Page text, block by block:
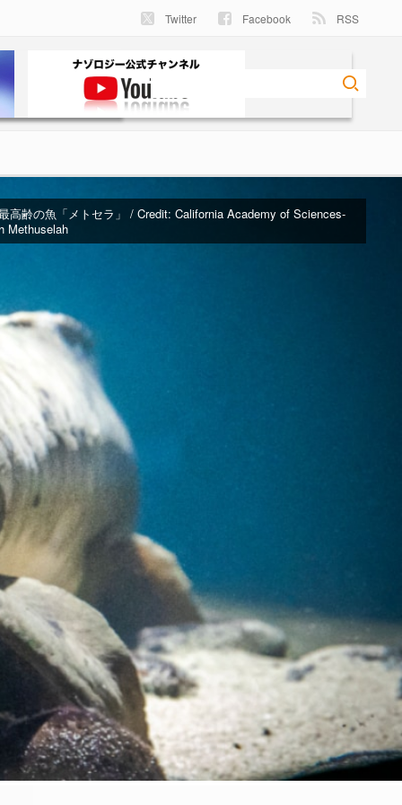
Twitter Facebook RSS
高齢の魚「メトセラ」 / Credit:California Academy of Sciences-
Methuselah